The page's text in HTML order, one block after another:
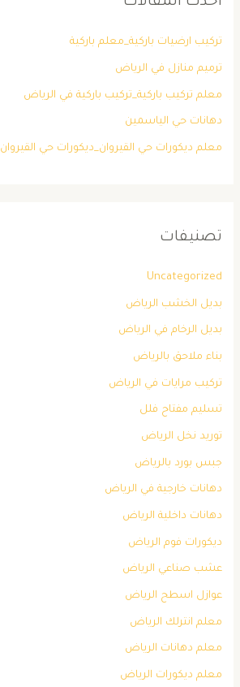
تركيب ارضيات باركية_معلم باركية
ترميم منازل في الرياض
معلم تركيب باركية_تركيب باركية في الرياض
دهانات حي الياسمين
معلم ديكورات حي القيروان_ديكورات حي القيروان
تصنيفات
Uncategorized
بديل الخشب الرياض
بديل الرخام في الرياض
بناء ملاحق بالرياض
تركيب مرايات في الرياض
تسليم مفتاح فلل
توريد نخل الرياض
جبس بورد بالرياض
دهانات خارجية في الرياض
دهانات داخلية الرياض
ديكورات فوم الرياض
عشب صناعي الرياض
عوازل اسطح الرياض
معلم انترلك الرياض
معلم دهانات الرياض
معلم ديكورات الرياض